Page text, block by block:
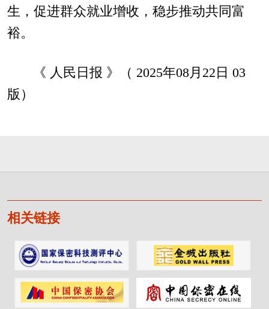
生，促进群众就业增收，稳步推动共同富
裕。
《 人民日报 》（ 2025年08月22日 03
版）
相关链接